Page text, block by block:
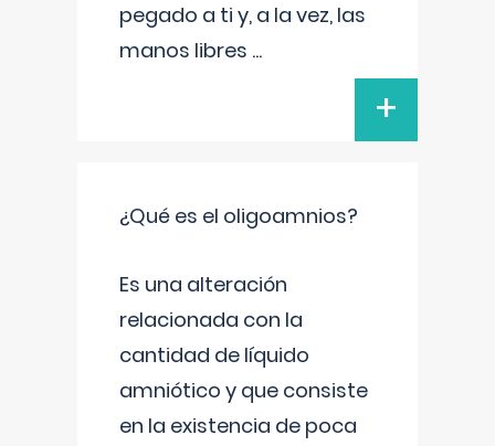
pegado a ti y, a la vez, las
manos libres ...
+
¿Qué es el oligoamnios?
Es una alteración
relacionada con la
cantidad de líquido
amniótico y que consiste
en la existencia de poca